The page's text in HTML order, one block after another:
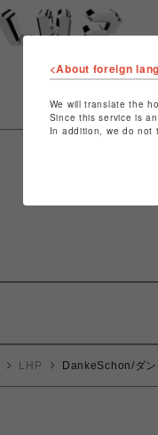
LHP DankeSchon/ダ
<About foreign
We will translate the
Since this service is
In addition, we do not